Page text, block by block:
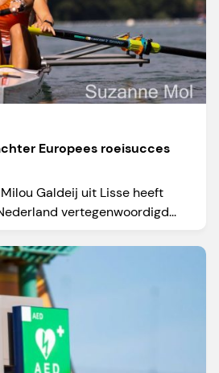
Europees roeisucces
Galdeij uit Lisse heeft
vertegenwoordigd...